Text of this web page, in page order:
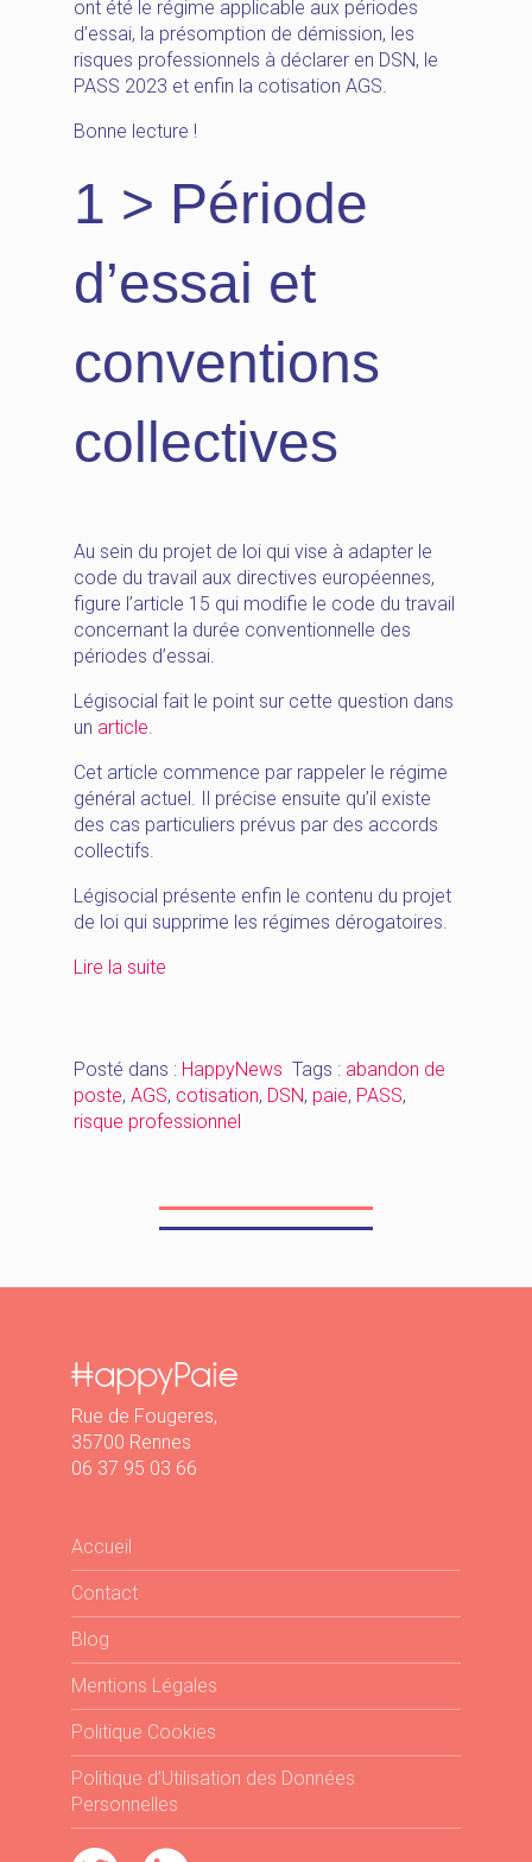
ont été le régime applicable aux périodes
d’essai, la présomption de démission, les
risques professionnels à déclarer en DSN, le
PASS 2023 et enfin la cotisation AGS.
Bonne lecture !
1 > Période
d’essai et
conventions
collectives
Au sein du projet de loi qui vise à adapter le
code du travail aux directives européennes,
figure l’article 15 qui modifie le code du travail
concernant la durée conventionnelle des
périodes d’essai.
Légisocial fait le point sur cette question dans
un article.
Cet article commence par rappeler le régime
général actuel. Il précise ensuite qu’il existe
des cas particuliers prévus par des accords
collectifs.
Légisocial présente enfin le contenu du projet
de loi qui supprime les régimes dérogatoires.
Lire la suite
Période
d’essai
–
poste
–
Posté dans : HappyNews Tags : abandon de
poste, AGS, cotisation, DSN, paie, PASS,
risque professionnel
Rue de Fougeres,
35700 Rennes
06 37 95 03 66
Accueil
Contact
Blog
Mentions Légales
Politique Cookies
Politique d’Utilisation des Données
Personnelles